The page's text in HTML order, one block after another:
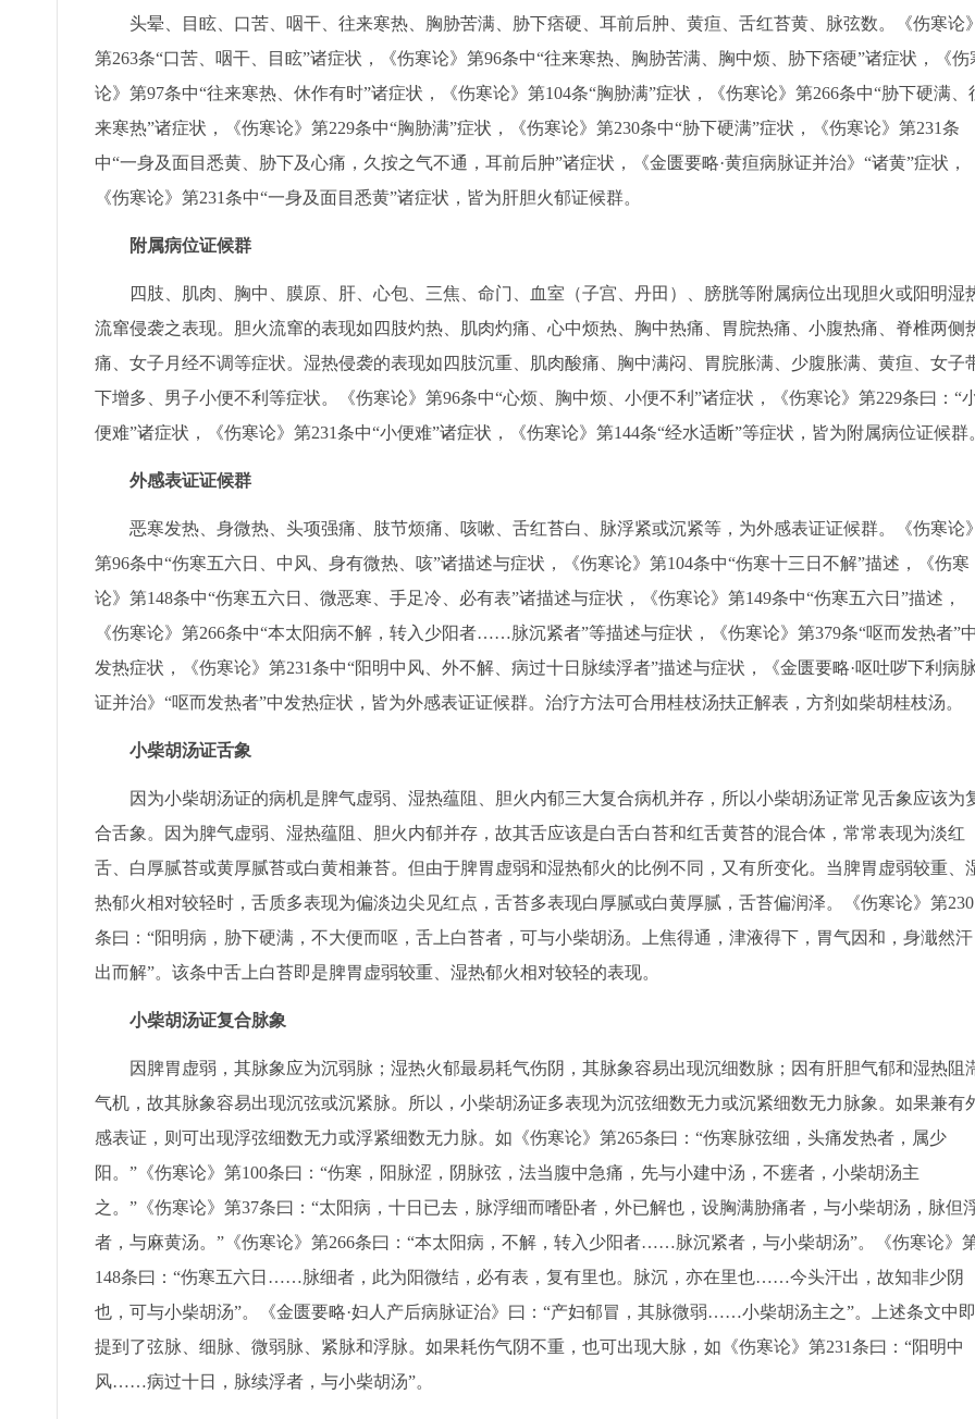
头晕、目眩、口苦、咽干、往来寒热、胸胁苦满、胁下痞硬、耳前后肿、黄疸、舌红苔黄、脉弦数。《伤寒论》
第263条“口苦、咽干、目眩”诸症状，《伤寒论》第96条中“往来寒热、胸胁苦满、胸中烦、胁下痞硬”诸症状，《伤
论》第97条中“往来寒热、休作有时”诸症状，《伤寒论》第104条“胸胁满”症状，《伤寒论》第266条中“胁下硬满、
来寒热”诸症状，《伤寒论》第229条中“胸胁满”症状，《伤寒论》第230条中“胁下硬满”症状，《伤寒论》第231条
中“一身及面目悉黄、胁下及心痛，久按之气不通，耳前后肿”诸症状，《金匮要略·黄疸病脉证并治》“诸黄”症状，
《伤寒论》第231条中“一身及面目悉黄”诸症状，皆为肝胆火郁证候群。
附属病位证候群
四肢、肌肉、胸中、膜原、肝、心包、三焦、命门、血室（子宫、丹田）、膀胱等附属病位出现胆火或阳明湿
流窜侵袭之表现。胆火流窜的表现如四肢灼热、肌肉灼痛、心中烦热、胸中热痛、胃脘热痛、小腹热痛、脊椎两侧
痛、女子月经不调等症状。湿热侵袭的表现如四肢沉重、肌肉酸痛、胸中满闷、胃脘胀满、少腹胀满、黄疸、女子
下增多、男子小便不利等症状。《伤寒论》第96条中“心烦、胸中烦、小便不利”诸症状，《伤寒论》第229条曰：“
便难”诸症状，《伤寒论》第231条中“小便难”诸症状，《伤寒论》第144条“经水适断”等症状，皆为附属病位证候群
外感表证证候群
恶寒发热、身微热、头项强痛、肢节烦痛、咳嗽、舌红苔白、脉浮紧或沉紧等，为外感表证证候群。《伤寒论》
第96条中“伤寒五六日、中风、身有微热、咳”诸描述与症状，《伤寒论》第104条中“伤寒十三日不解”描述，《伤寒
论》第148条中“伤寒五六日、微恶寒、手足冷、必有表”诸描述与症状，《伤寒论》第149条中“伤寒五六日”描述，
《伤寒论》第266条中“本太阳病不解，转入少阳者……脉沉紧者”等描述与症状，《伤寒论》第379条“呕而发热者”中
发热症状，《伤寒论》第231条中“阳明中风、外不解、病过十日脉续浮者”描述与症状，《金匮要略·呕吐哕下利病脉
证并治》“呕而发热者”中发热症状，皆为外感表证证候群。治疗方法可合用桂枝汤扶正解表，方剂如柴胡桂枝汤。
小柴胡汤证舌象
因为小柴胡汤证的病机是脾气虚弱、湿热蕴阻、胆火内郁三大复合病机并存，所以小柴胡汤证常见舌象应该为
合舌象。因为脾气虚弱、湿热蕴阻、胆火内郁并存，故其舌应该是白舌白苔和红舌黄苔的混合体，常常表现为淡红
舌、白厚腻苔或黄厚腻苔或白黄相兼苔。但由于脾胃虚弱和湿热郁火的比例不同，又有所变化。当脾胃虚弱较重、
热郁火相对较轻时，舌质多表现为偏淡边尖见红点，舌苔多表现白厚腻或白黄厚腻，舌苔偏润泽。《伤寒论》第230
条曰：“阳明病，胁下硬满，不大便而呕，舌上白苔者，可与小柴胡汤。上焦得通，津液得下，胃气因和，身濈然汗
出而解”。该条中舌上白苔即是脾胃虚弱较重、湿热郁火相对较轻的表现。
小柴胡汤证复合脉象
因脾胃虚弱，其脉象应为沉弱脉；湿热火郁最易耗气伤阴，其脉象容易出现沉细数脉；因有肝胆气郁和湿热阻
气机，故其脉象容易出现沉弦或沉紧脉。所以，小柴胡汤证多表现为沉弦细数无力或沉紧细数无力脉象。如果兼有
感表证，则可出现浮弦细数无力或浮紧细数无力脉。如《伤寒论》第265条曰：“伤寒脉弦细，头痛发热者，属少
阳。”《伤寒论》第100条曰：“伤寒，阳脉涩，阴脉弦，法当腹中急痛，先与小建中汤，不瘥者，小柴胡汤主
之。”《伤寒论》第37条曰：“太阳病，十日已去，脉浮细而嗜卧者，外已解也，设胸满胁痛者，与小柴胡汤，脉但
者，与麻黄汤。”《伤寒论》第266条曰：“本太阳病，不解，转入少阳者……脉沉紧者，与小柴胡汤”。《伤寒论》
148条曰：“伤寒五六日……脉细者，此为阳微结，必有表，复有里也。脉沉，亦在里也……今头汗出，故知非少阴
也，可与小柴胡汤”。《金匮要略·妇人产后病脉证治》曰：“产妇郁冒，其脉微弱……小柴胡汤主之”。上述条文中即
提到了弦脉、细脉、微弱脉、紧脉和浮脉。如果耗伤气阴不重，也可出现大脉，如《伤寒论》第231条曰：“阳明中
风……病过十日，脉续浮者，与小柴胡汤”。